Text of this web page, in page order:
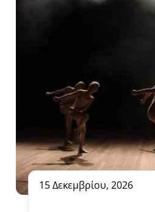
15 Δεκεμβρίου, 2026